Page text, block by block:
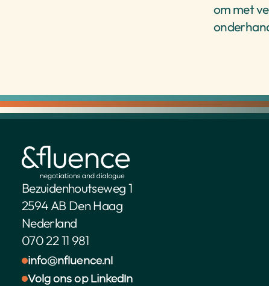
om met
Bezuidenhoutseweg 1
2594 AB Den Haag
Nederland
070 22 11 981
info@nfluence.nl
Volg ons op LinkedIn